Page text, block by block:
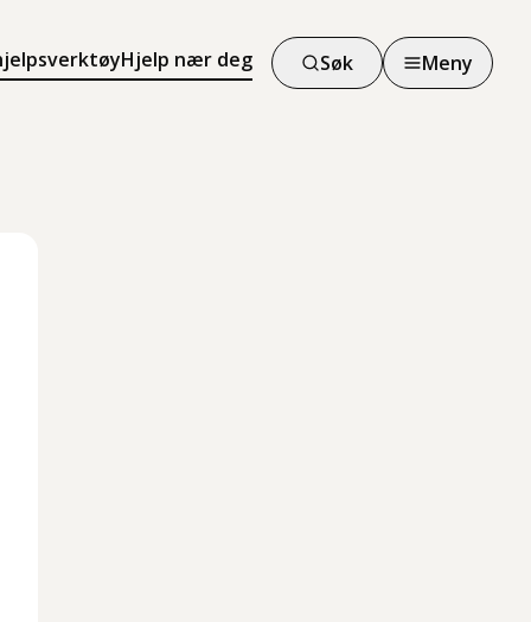
Hjelp nær deg Søk Meny